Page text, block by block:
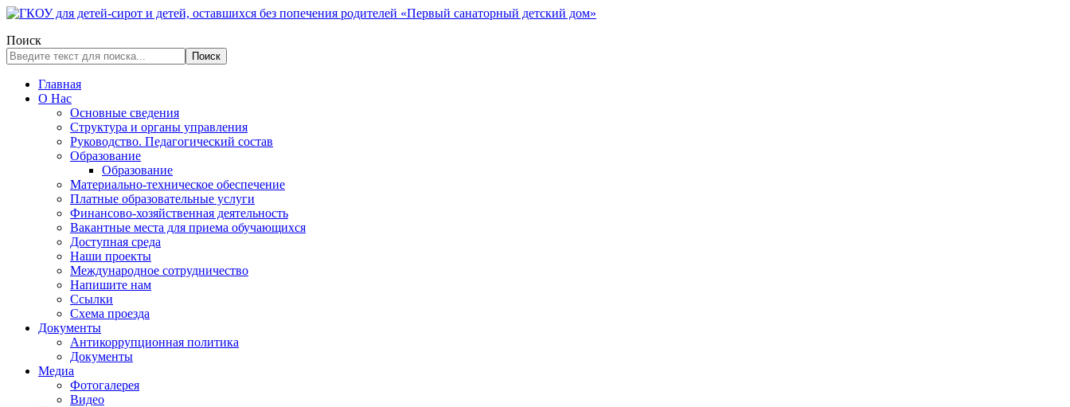
Поиск
Поиск
Главная
О Нас
Основные сведения
Структура и органы управления
Руководство. Педагогический состав
Образование
Образование
Материально-техническое обеспечение
Платные образовательные услуги
Финансово-хозяйственная деятельность
Вакантные места для приема обучающихся
Доступная среда
Наши проекты
Международное сотрудничество
Напишите нам
Ссылки
Схема проезда
Документы
Антикоррупционная политика
Документы
Медиа
Фотогалерея
Видео